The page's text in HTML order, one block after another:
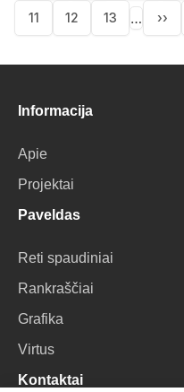
page
page
Puslapis
11
Puslapis
12
Puslapis
13 …
Next
››
Informacija
Apie
Projektai
Paveldas
Reti spaudiniai
Rankraščiai
Grafika
Virtus
Kontaktai